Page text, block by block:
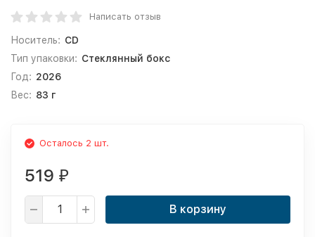
Написать отзыв
Носитель: CD
Тип упаковки: Стеклянный бокс
Год: 2026
Вес: 83 г
Осталось 2 шт.
519 ₽
В корзину